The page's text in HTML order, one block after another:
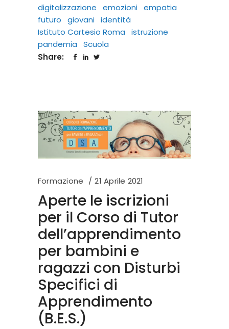
digitalizzazione
emozioni empatia
futuro
giovani identità
Istituto Cartesio Roma
istruzione
pandemia
Scuola
Share:
Formazione 21 Aprile 2021
Aperte le iscrizioni
per il Corso di Tutor
dell’apprendimento
per bambini e
ragazzi con Disturbi
Specifici di
Apprendimento
(B.E.S.)